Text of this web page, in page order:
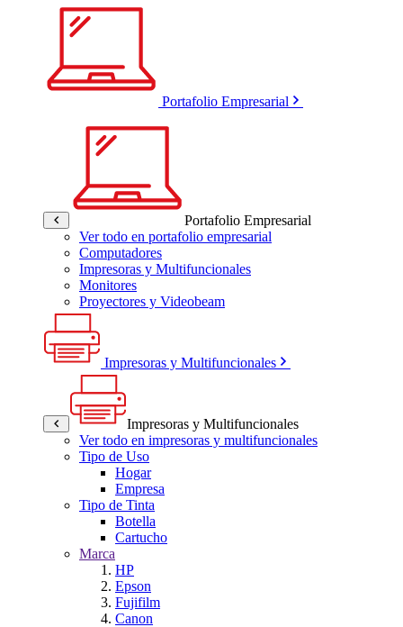
Portafolio Empresarial
Portafolio Empresarial
Ver todo en portafolio empresarial
Computadores
Impresoras y Multifuncionales
Monitores
Proyectores y Videobeam
Impresoras y Multifuncionales
Impresoras y Multifuncionales
Ver todo en impresoras y multifuncionales
Tipo de Uso
Hogar
Empresa
Tipo de Tinta
Botella
Cartucho
Marca
HP
Epson
Fujifilm
Canon